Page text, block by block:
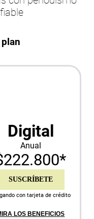
Digital
Anual
SUSCRÍBETE
con tarjeta de crédito
LOS BENEFICIOS